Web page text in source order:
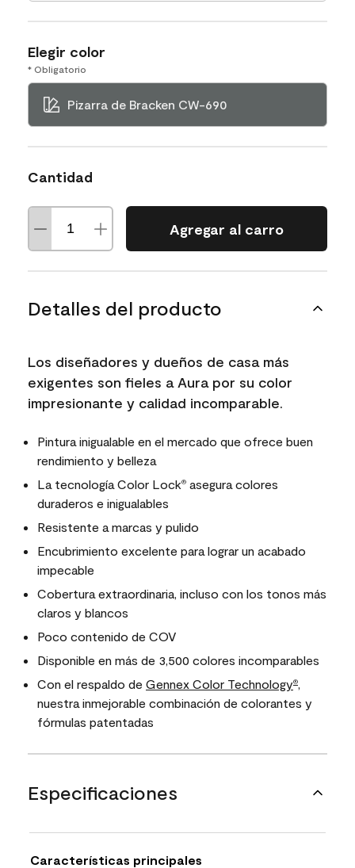
Elegir color
* Obligatorio
Pizarra de Bracken CW-690
Cantidad
Agregar al carro
Detalles del producto
Los diseñadores y dueños de casa más
exigentes son fieles a Aura por su color
impresionante y calidad incomparable.
Pintura inigualable en el mercado que ofrece buen
rendimiento y belleza
La tecnología Color Lock® asegura colores
duraderos e inigualables
Resistente a marcas y pulido
Encubrimiento excelente para lograr un acabado
impecable
Cobertura extraordinaria, incluso con los tonos más
claros y blancos
Poco contenido de COV
Disponible en más de 3,500 colores incomparables
Con el respaldo de Gennex Color Technology®,
nuestra inmejorable combinación de colorantes y
fórmulas patentadas
Especificaciones
Características principales